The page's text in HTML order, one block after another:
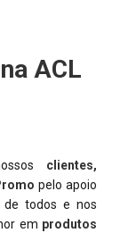
ACL
clientes,
pelo apoio
de todos e nos
em produtos